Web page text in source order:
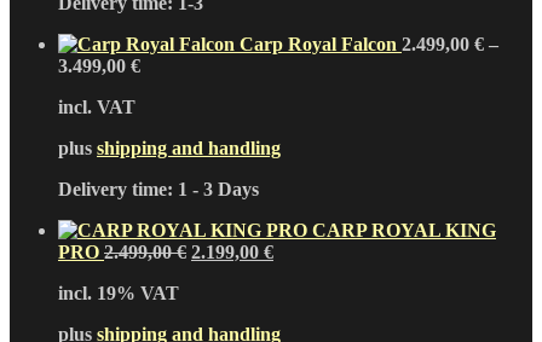
Carp Royal Falcon 2.499,00 € –
3.499,00 €
incl. VAT
plus shipping and handling
Delivery time: 1 - 3 Days
CARP ROYAL KING
PRO 2.499,00€ Original
2.199,00 €Current
incl. 19% VAT
plus shipping and handling